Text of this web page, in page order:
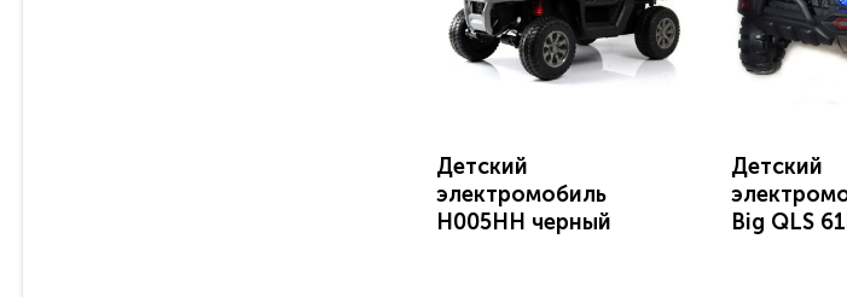
Детский
электромобиль
H005HH черный
Детский
Big QLS